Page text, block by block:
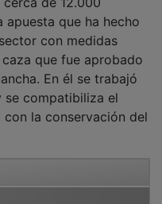
que ha hecho
con medidas
que fue aprobado
En él se trabajó
se compatibiliza el
la conservación del